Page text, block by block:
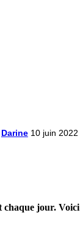
Darine 10 juin 2022
chaque jour. Voici